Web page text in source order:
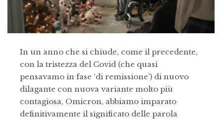
In un anno che si chiude, come il precedente,
con la tristezza del Covid (che quasi
pensavamo in fase ‘di remissione’) di nuovo
dilagante con nuova variante molto più
contagiosa, Omicron, abbiamo imparato
definitivamente il significato delle parola